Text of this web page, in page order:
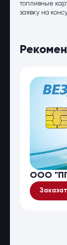
топливные
заявку на
ООО